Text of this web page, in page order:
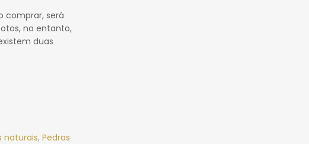
comprar, será
no entanto,
duas
naturais, Pedras